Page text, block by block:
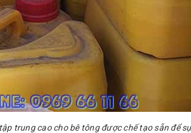
trung cao cho bê tông được chế tạo sẵn để